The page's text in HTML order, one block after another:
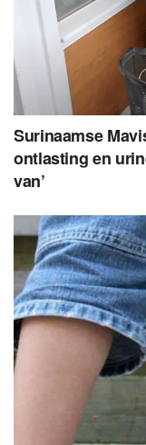
Surinaamse
ontlasting en
van’